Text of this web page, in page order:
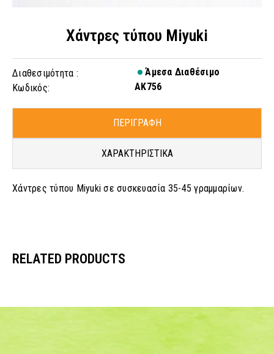
Χάντρες τύπου Miyuki
Διαθεσιμότητα :
Άμεσα Διαθέσιμο
Κωδικός:
AK756
ΠΕΡΙΓΡΑΦΗ
ΧΑΡΑΚΤΗΡΙΣΤΙΚΑ
Χάντρες τύπου Miyuki σε συσκευασία 35-45 γραμμαρίων.
RELATED PRODUCTS